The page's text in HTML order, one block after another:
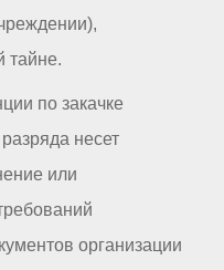
тайне.
по закачке
несет
или
организации